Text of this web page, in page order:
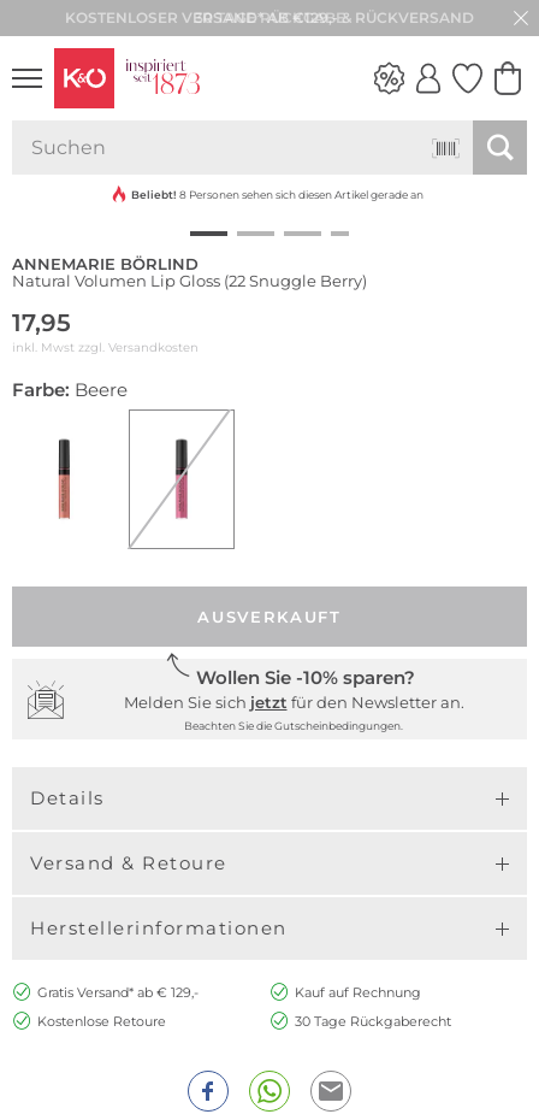
KOSTENLOSER VERSAND* AB €129,- & RÜCKVERSAND
30 TAGE RÜCKGABE
VIBES
Nachhaltig
Beliebt! 8 Personen sehen sich diesen Artikel gerade an
ANNEMARIE BÖRLIND
Natural Volumen Lip Gloss (22 Snuggle Berry)
17,95
inkl. Mwst zzgl. Versandkosten
Farbe: Beere
AUSVERKAUFT
Wollen Sie -10% sparen?
Melden Sie sich jetzt für den Newsletter an.
Beachten Sie die Gutscheinbedingungen.
Details
Versand & Retoure
Herstellerinformationen
Gratis Versand* ab € 129,-
Kauf auf Rechnung
Kostenlose Retoure
30 Tage Rückgaberecht